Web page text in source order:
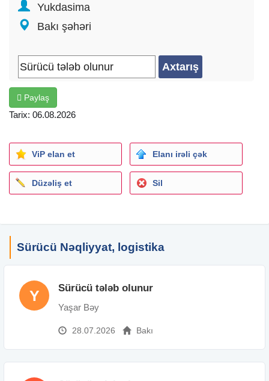
Yukdasima
Bakı şəhəri
Paylaş
Tarix: 06.08.2026
ViP elan et Elanı irəli çək
Düzəliş et Sil
Sürücü Nəqliyyat, logistika
Y Sürücü tələb olunur
Yaşar Bəy
28.07.2026 Bakı